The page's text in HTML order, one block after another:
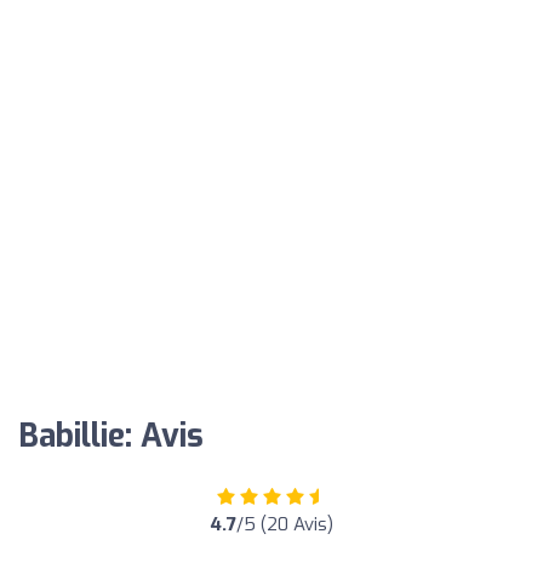
Babillie: Avis
4.7/5 (20 Avis)